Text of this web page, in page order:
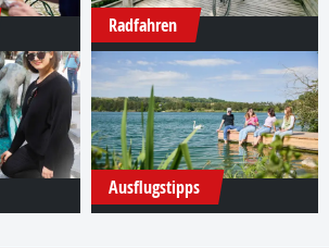
Radfahren
Ausflugstipps